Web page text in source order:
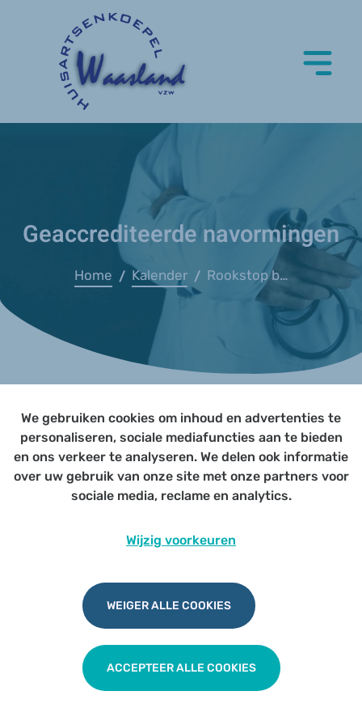
Geaccrediteerde navormingen
Home / Kalender / Rookstop bij minder gemotiveerden - DM
Page not yet published
We gebruiken cookies om inhoud en advertenties te
personaliseren, sociale mediafuncties aan te bieden
en ons verkeer te analyseren. We delen ook informatie
over uw gebruik van onze site met onze partners voor
sociale media, reclame en analytics.
Wijzig voorkeuren
WEIGER ALLE COOKIES
ACCEPTEER ALLE COOKIES
Privacy|Cookies|Disclaimer
Udesite